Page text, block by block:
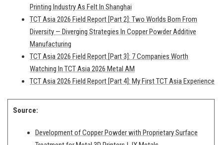
Printing Industry As Felt In Shanghai
TCT Asia 2026 Field Report [Part 2]: Two Worlds Born From
Diversity — Diverging Strategies In Copper Powder Additive
Manufacturing
TCT Asia 2026 Field Report [Part 3]: 7 Companies Worth
Watching In TCT Asia 2026 Metal AM
TCT Asia 2026 Field Report [Part 4]: My First TCT Asia Experience
Source:
Development of Copper Powder with Proprietary Surface